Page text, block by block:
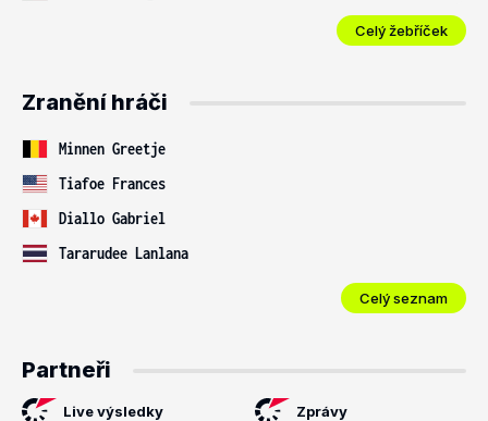
Celý žebříček
Zranění hráči
Minnen Greetje
Tiafoe Frances
Diallo Gabriel
Tararudee Lanlana
Celý seznam
Partneři
Live výsledky Zprávy